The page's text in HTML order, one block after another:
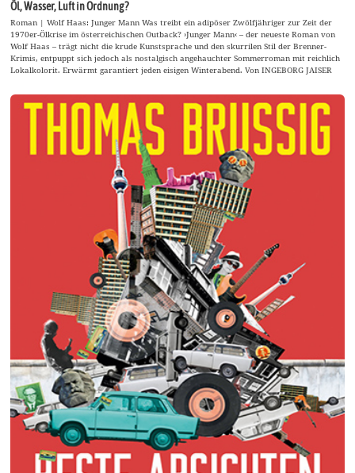
Öl, Wasser, Luft in Ordnung?
Roman | Wolf Haas: Junger Mann Was treibt ein adipöser Zwölfjähriger zur Zeit der
1970er-Ölkrise im österreichischen Outback? ›Junger Mann‹ – der neueste Roman von
Wolf Haas – trägt nicht die krude Kunstsprache und den skurrilen Stil der Brenner-
Krimis, entpuppt sich jedoch als nostalgisch angehauchter Sommerroman mit reichlich
Lokalkolorit. Erwärmt garantiert jeden eisigen Winterabend. Von INGEBORG JAISER